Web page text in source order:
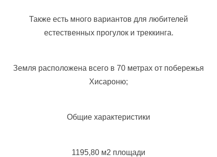
Также есть много вариантов для любителей
естественных прогулок и треккинга.
Земля расположена всего в 70 метрах от побережья
Хисароню;
Общие характеристики
1195,80 м2 площади